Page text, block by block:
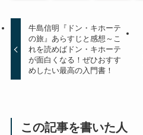
牛島信明『ドン・キホーテ
の旅』あらすじと感想～こ
れを読めばドン・キホーテ
が面白くなる！ぜひおすす
めしたい最高の入門書！
この記事を書いた人